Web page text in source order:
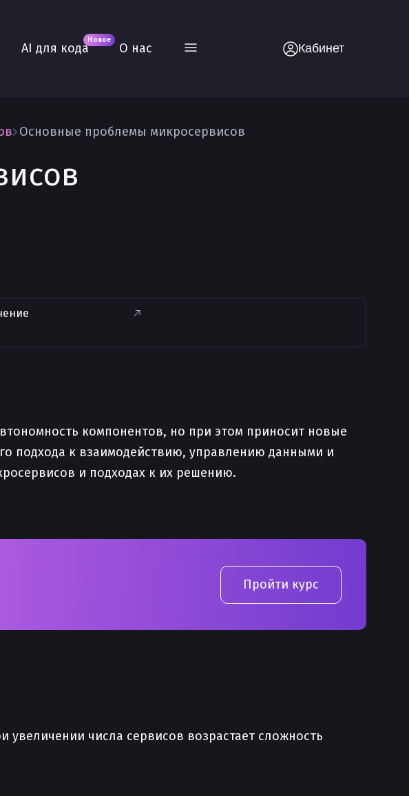
AI для кода
Новое
О нас Кабинет
Основные проблемы микросервисов
компонентов, но при этом приносит новые
подхода к взаимодействию, управлению данными и
и подходах к их решению.
Пройти курс
числа сервисов возрастает сложность